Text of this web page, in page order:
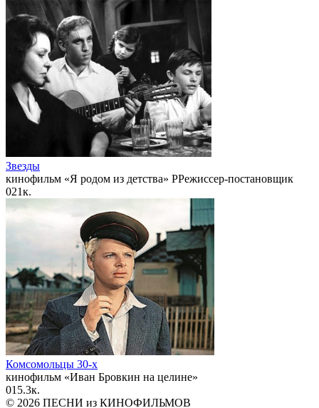
Звезды
кинофильм «Я родом из детства» РРежиссер-постановщик
021к.
Комсомольцы 30-x
кинофильм «Иван Бровкин на целине»
015.3к.
© 2026 ПЕСНИ из КИНОФИЛЬМОВ